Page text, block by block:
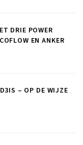
DRIE POWER
EN ANKER
– OP DE WIJZE